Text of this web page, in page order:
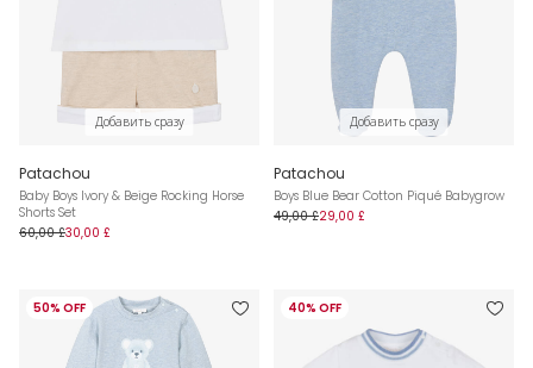
Добавить сразу
Patachou
Baby Boys Ivory & Beige Rocking Horse
Shorts Set
60,00 £30,00 £
Добавить сразу
Patachou
Boys Blue Bear Cotton Piqué Babygrow
49,00 £29,00 £
50% OFF 40% OFF